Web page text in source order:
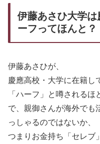
伊藤あさひ大学
ーフってほんと？
伊藤あさひが、
慶應高校・大学に在籍し
「ハーフ」と噂される
で、親御さんが海外でも
っしゃるのではないか、
つまりお金持ち「セレブ